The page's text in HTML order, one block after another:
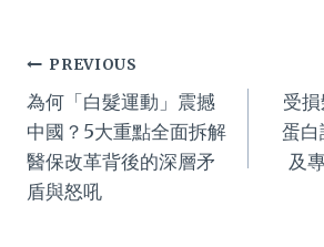
Post
navigation
PREVIOUS
為何「白髮運動」震撼
中國？5大重點全面拆解
醫保改革背後的深層矛
盾與怒吼
受
蛋
及